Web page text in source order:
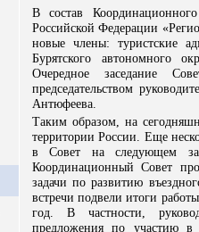
В состав
Российской Федерации
новые члены: туристские
Бурятского автономного
Очередное заседание
председательством
Антюфеева.
Таким образом, на
территории России. Еще
в Совет на следующем
Координационный Совет
задачи по развитию
встречи подвели итоги
год. В частности,
предложения по участию